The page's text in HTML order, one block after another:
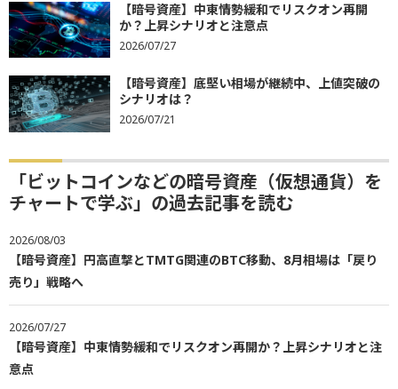
【暗号資産】中東情勢緩和でリスクオン再開
か？上昇シナリオと注意点
2026/07/27
【暗号資産】底堅い相場が継続中、上値突破の
シナリオは？
2026/07/21
「ビットコインなどの暗号資産（仮想通貨）を
チャートで学ぶ」の過去記事を読む
2026/08/03
【暗号資産】円高直撃とTMTG関連のBTC移動、8月相場は「戻り
売り」戦略へ
2026/07/27
【暗号資産】中東情勢緩和でリスクオン再開か？上昇シナリオと注
意点